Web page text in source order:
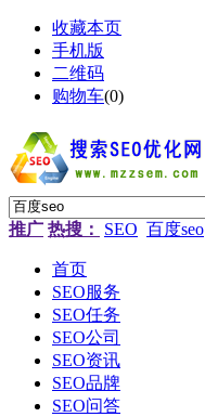
收藏本页
手机版
二维码
购物车(0)
推广 热搜： SEO 百度seo
首页
SEO服务
SEO任务
SEO公司
SEO资讯
SEO品牌
SEO问答